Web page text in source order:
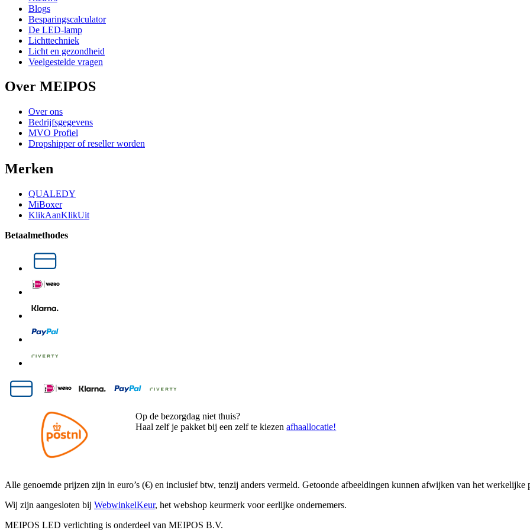
Blogs
Besparingscalculator
De LED-lamp
Lichttechniek
Licht en gezondheid
Veelgestelde vragen
Over MEIPOS
Over ons
Bedrijfsgegevens
MVO Profiel
Dropshipper of reseller worden
Merken
QUALEDY
MiBoxer
KlikAanKlikUit
Betaalmethodes
Op de bezorgdag niet thuis?
Haal zelf je pakket bij een zelf te kiezenafhaallocatie!
Alle genoemde prijzen zijn in euro’s (€) en inclusief btw, tenzij anders vermeld. Getoonde afbeeldingen kunnen afwijken van het werkelijke
Wij zijn aangesloten bij WebwinkelKeur, het webshop keurmerk voor eerlijke ondernemers.
MEIPOS LED verlichting is onderdeel van MEIPOS B.V.